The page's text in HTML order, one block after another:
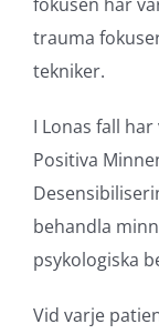
trauma
tekniker.
I Lonas fall
Positiva
behandla
psykologiska
Vid varje